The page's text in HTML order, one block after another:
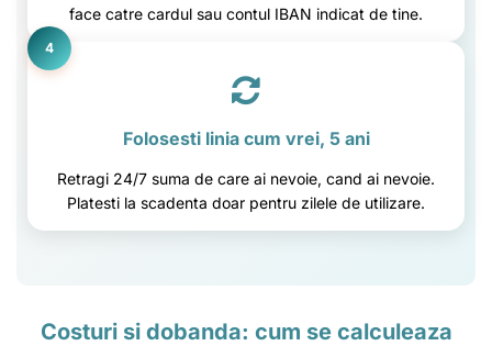
face catre cardul sau contul IBAN indicat de tine.
4
Folosesti linia cum vrei, 5 ani
Retragi 24/7 suma de care ai nevoie, cand ai nevoie.
Platesti la scadenta doar pentru zilele de utilizare.
Costuri si dobanda: cum se calculeaza